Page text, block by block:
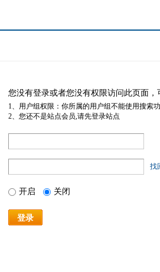
您没有登录或者您没有权限访问此页面
1、用户组权限：你所属的用户组不能使用搜索
2、您还不是站点会员,请先登录站点
找
开启 关闭
登录